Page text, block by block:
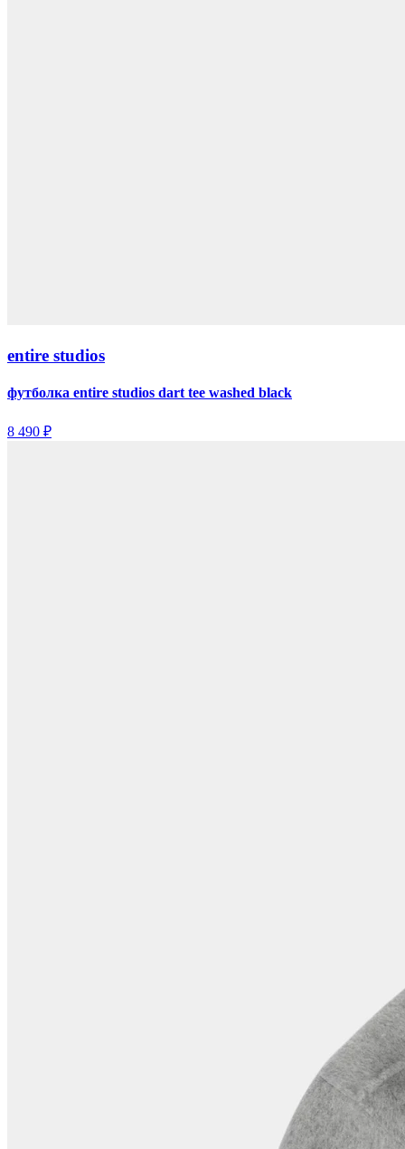
entire studios
футболка entire studios dart tee washed black
8 490 ₽